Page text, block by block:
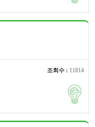
조회수 : 11814